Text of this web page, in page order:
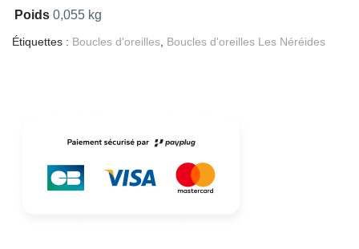
Poids 0,055 kg
Étiquettes : Boucles d'oreilles Boucles d'oreilles Les Néréides